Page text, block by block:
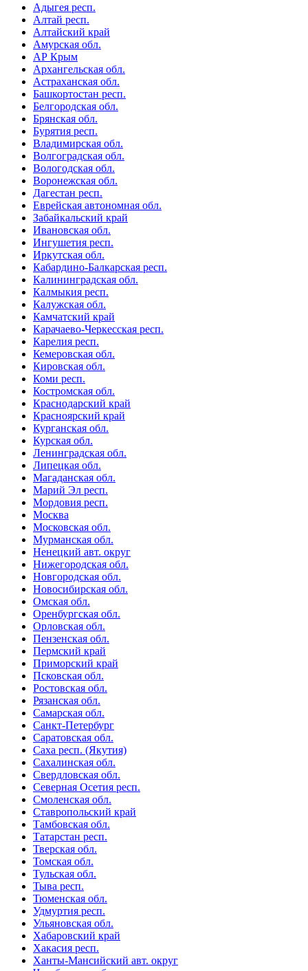
Адыгея респ.
Алтай респ.
Алтайский край
Амурская обл.
АР Крым
Архангельская обл.
Астраханская обл.
Башкортостан респ.
Белгородская обл.
Брянская обл.
Бурятия респ.
Владимирская обл.
Волгоградская обл.
Вологодская обл.
Воронежская обл.
Дагестан респ.
Еврейская автономная обл.
Забайкальский край
Ивановская обл.
Ингушетия респ.
Иркутская обл.
Кабардино-Балкарская респ.
Калининградская обл.
Калмыкия респ.
Калужская обл.
Камчатский край
Карачаево-Черкесская респ.
Карелия респ.
Кемеровская обл.
Кировская обл.
Коми респ.
Костромская обл.
Краснодарский край
Красноярский край
Курганская обл.
Курская обл.
Ленинградская обл.
Липецкая обл.
Магаданская обл.
Марий Эл респ.
Мордовия респ.
Москва
Московская обл.
Мурманская обл.
Ненецкий авт. округ
Нижегородская обл.
Новгородская обл.
Новосибирская обл.
Омская обл.
Оренбургская обл.
Орловская обл.
Пензенская обл.
Пермский край
Приморский край
Псковская обл.
Ростовская обл.
Рязанская обл.
Самарская обл.
Санкт-Петербург
Саратовская обл.
Саха респ. (Якутия)
Сахалинская обл.
Свердловская обл.
Северная Осетия респ.
Смоленская обл.
Ставропольский край
Тамбовская обл.
Татарстан респ.
Тверская обл.
Томская обл.
Тульская обл.
Тыва респ.
Тюменская обл.
Удмуртия респ.
Ульяновская обл.
Хабаровский край
Хакасия респ.
Ханты-Мансийский авт. округ